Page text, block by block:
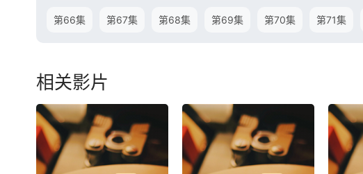
第66集 第67集 第68集 第69集 第70集 第71集
相关影片